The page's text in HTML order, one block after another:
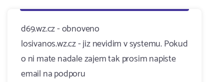
d69.wz.cz - obnoveno
losivanos.wz.cz - jiz nevidim v systemu. Pokud
o ni mate nadale zajem tak prosim napiste
email na podporu